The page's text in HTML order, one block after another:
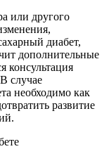
или другого
диабет,
дополнительные
консультация
случае
необходимо как
развитие